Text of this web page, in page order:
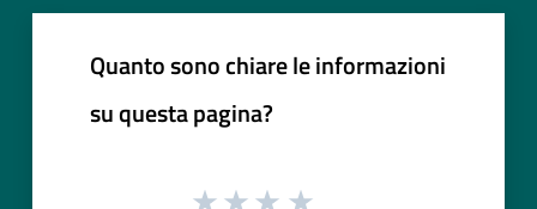
Quanto sono chiare le informazioni
su questa pagina?